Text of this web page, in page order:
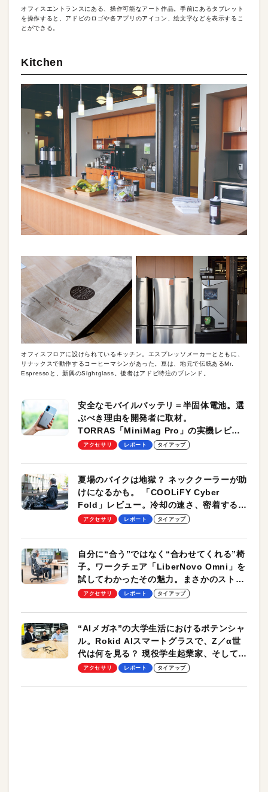
オフィスエントランスにある、操作可能なアート作品。手前にあるタブレット
を操作すると、アドビのロゴや各アプリのアイコン、絵文字などを表示するこ
とができる。
Kitchen
オフィスフロアに設けられているキッチン。エスプレッソメーカーとともに、
リナックスで動作するコーヒーマシンがあった。豆は、地元で伝統あるMr.
Espressoと、新興のSightglass。後者はアドビ特注のブレンド。
安全なモバイルバッテリ＝半固体電池。選
ぶべき理由を開発者に取材。
TORRAS「MiniMag Pro」の実機レビュ
ーも
アクセサリ レポート タイアップ
夏場のバイクは地獄？ ネッククーラーが助
けになるかも。 「COOLiFY Cyber
Fold」レビュー。冷却の速さ、密着する冷
却プレート、シンプルな操作性がグッド！
アクセサリ レポート タイアップ
自分に“合う”ではなく“合わせてくれる”椅
子。ワークチェア「LiberNovo Omni」を
試してわかったその魅力。まさかのストレ
ッチ機能も搭載
アクセサリ レポート タイアップ
“AIメガネ”の大学生活におけるポテンシャ
ル。Rokid AIスマートグラスで、Z／α世
代は何を見る？ 現役学生起業家、そして教
授による体験会レポート【PR】
アクセサリ レポート タイアップ